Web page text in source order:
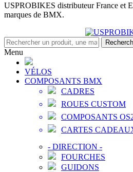
USPROBIKES distributeur France et
marques de BMX.
Menu
VÉLOS
COMPOSANTS BMX
CADRES
ROUES CUSTOM
COMPOSANTS
CARTES
- DIRECTION -
FOURCHES
GUIDONS